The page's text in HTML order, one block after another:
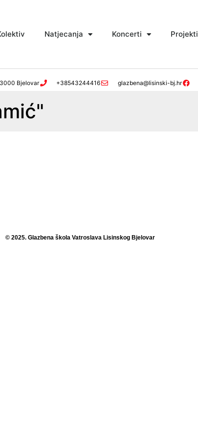
Natjecanja Koncerti Projekti
Bjelovar +38543244416 glazbena@lisinski-bj.hr
© 2025. Glazbena škola Vatroslava Lisinskog Bjelovar